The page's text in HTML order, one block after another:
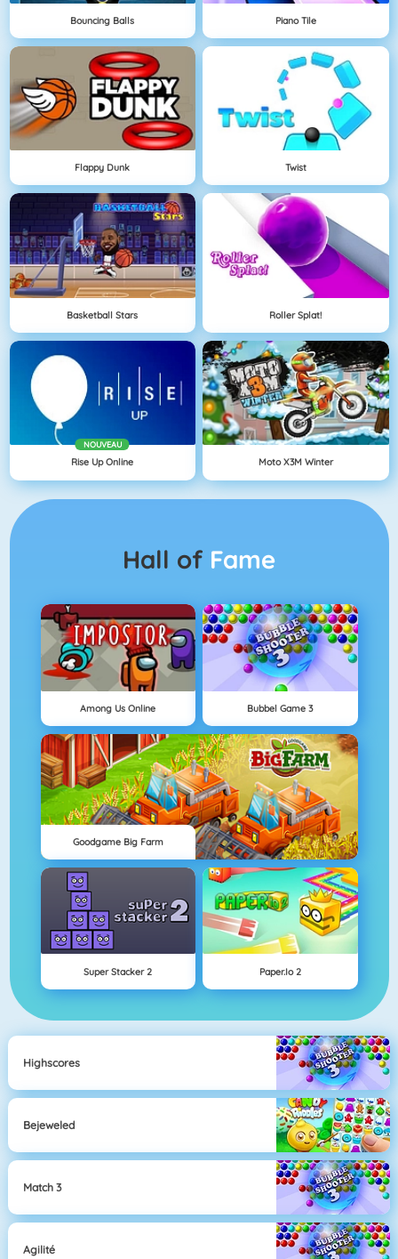
Bouncing Balls Piano Tile
Flappy Dunk Twist
Basketball Stars Roller Splat!
NOUVEAU
Rise Up Online Moto X3M Winter
Hall of Fame
Among Us Online Bubbel Game 3
Goodgame Big Farm
Super Stacker 2 Paper.io 2
Highscores
Bejeweled
Match 3
Agilité